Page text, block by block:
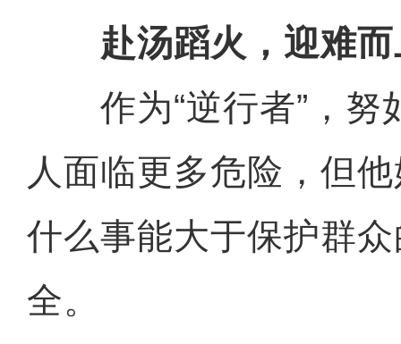
赴汤蹈火，迎难而
作为“逆行者”，努
人面临更多危险，但
什么事能大于保护群
全。